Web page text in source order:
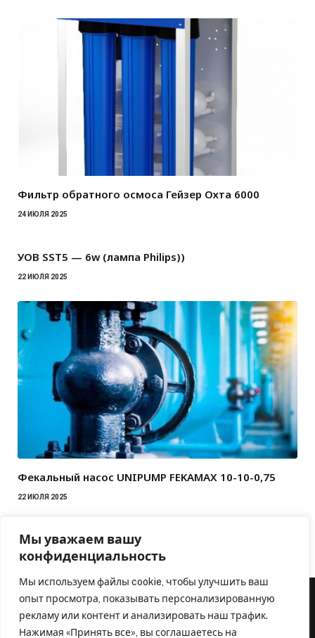
Мы уважаем вашу
конфиденциальность
Мы используем файлы cookie, чтобы улучшить ваш
опыт просмотра, показывать персонализированную
рекламу или контент и анализировать наш трафик.
Нажимая «Принять все», вы соглашаетесь на
Фильтр обратного осмоса Гейзер Охта 6000
24 ИЮЛЯ 2025
УОВ SST5 — 6w (лампа Philips))
22 ИЮЛЯ 2025
Фекальный насос UNIPUMP FEKAMAX 10-10-0,75
22 ИЮЛЯ 2025